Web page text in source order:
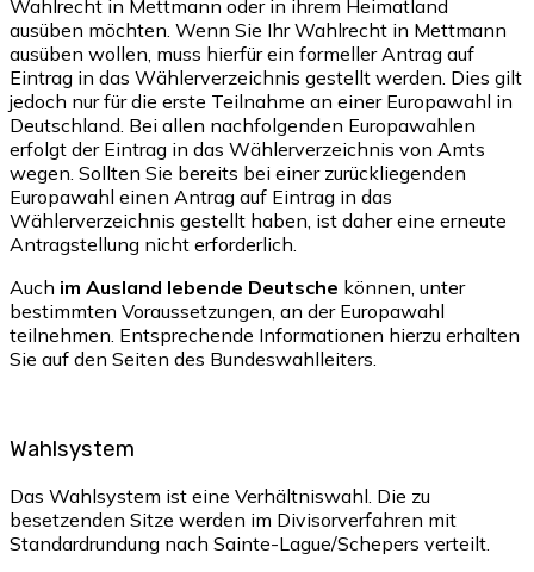
Wahlrecht in Mettmann oder in ihrem Heimatland
ausüben möchten. Wenn Sie Ihr Wahlrecht in Mettmann
ausüben wollen, muss hierfür ein formeller Antrag auf
Eintrag in das Wählerverzeichnis gestellt werden. Dies gilt
jedoch nur für die erste Teilnahme an einer Europawahl in
Deutschland. Bei allen nachfolgenden Europawahlen
erfolgt der Eintrag in das Wählerverzeichnis von Amts
wegen. Sollten Sie bereits bei einer zurückliegenden
Europawahl einen Antrag auf Eintrag in das
Wählerverzeichnis gestellt haben, ist daher eine erneute
Antragstellung nicht erforderlich.
Auch im Ausland lebende Deutsche können, unter
bestimmten Voraussetzungen, an der Europawahl
teilnehmen. Entsprechende Informationen hierzu erhalten
Sie auf den Seiten des Bundeswahlleiters.
Wahlsystem
Das Wahlsystem ist eine Verhältniswahl. Die zu
besetzenden Sitze werden im Divisorverfahren mit
Standardrundung nach Sainte-Lague/Schepers verteilt.